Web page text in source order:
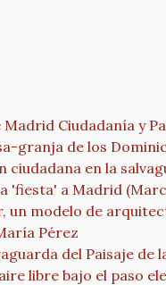
Ciudadanía y
granja de los
en la
'fiesta' a Madrid
un modelo de
Pérez
del Paisaje de
libre bajo el paso